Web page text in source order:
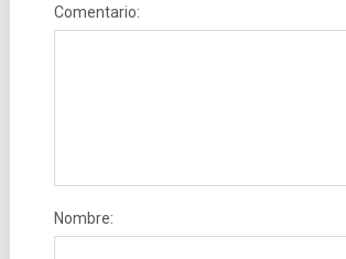
Comentario:
Nombre: